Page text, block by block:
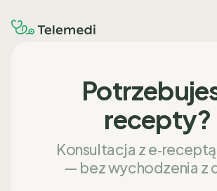
recepty?
Konsultacja z
— bez wychodzenia z